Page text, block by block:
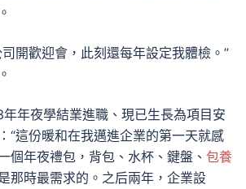
開歡迎會，此刻還每年設定我體檢。”
年夜學結業進職、現已生長為項目安
“這份暖和在我邁進企業的第一天就感
個年夜禮包，背包、水杯、鍵盤、 包養
那時最需求的。之后兩年，企業設